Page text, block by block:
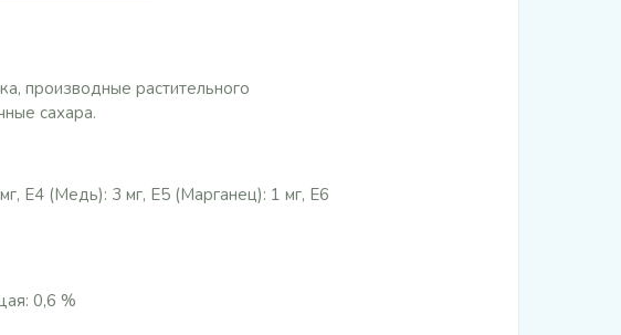
производные растительного
сахара.
Е4 (Медь): 3 мг, Е5 (Марганец): 1 мг, Е6
0,6 %